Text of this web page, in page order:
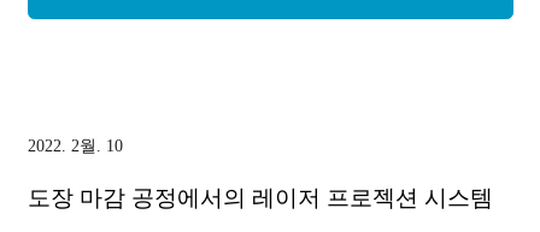
2022. 2월. 10
도장 마감 공정에서의 레이저 프로젝션 시스템